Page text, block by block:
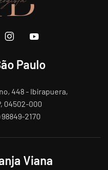
Paulo
448 - Ibirapuera,
04502-000
2170
Viana